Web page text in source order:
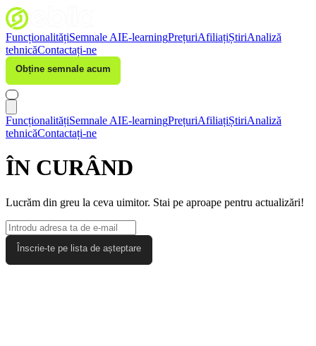
FuncționalitățiSemnale AIE-learningPrețuriAfiliațiȘtiriAnaliză
tehnicăContactați-ne
Obține semnale acum
FuncționalitățiSemnale AIE-learningPrețuriAfiliațiȘtiriAnaliză
tehnicăContactați-ne
ÎN CURÂND
Lucrăm din greu la ceva uimitor. Stai pe aproape pentru actualizări!
Înscrie-te pe lista de așteptare